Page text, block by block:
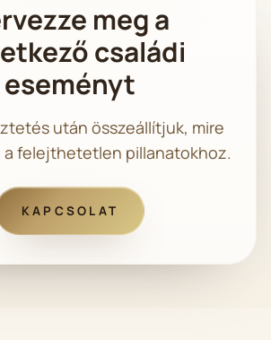
meg a
családi
eseményt
után összeállítjuk, mire
a felejthetetlen pillanatokhoz.
KAPCSOLAT